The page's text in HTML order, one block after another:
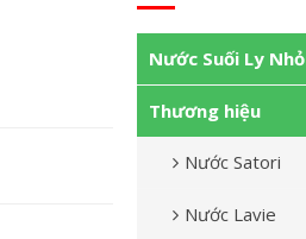
Nước Suối Ly Nhỏ
Thương hiệu
Nước Satori
Nước Lavie